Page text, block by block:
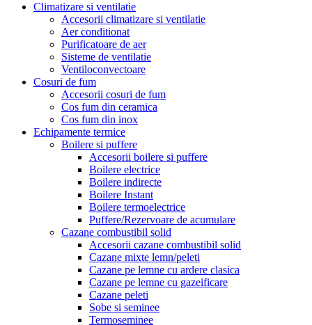
Climatizare si ventilatie
Accesorii climatizare si ventilatie
Aer conditionat
Purificatoare de aer
Sisteme de ventilatie
Ventiloconvectoare
Cosuri de fum
Accesorii cosuri de fum
Cos fum din ceramica
Cos fum din inox
Echipamente termice
Boilere si puffere
Accesorii boilere si puffere
Boilere electrice
Boilere indirecte
Boilere Instant
Boilere termoelectrice
Puffere/Rezervoare de acumulare
Cazane combustibil solid
Accesorii cazane combustibil solid
Cazane mixte lemn/peleti
Cazane pe lemne cu ardere clasica
Cazane pe lemne cu gazeificare
Cazane peleti
Sobe si seminee
Termoseminee